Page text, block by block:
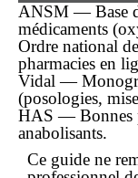
ANSM — Base
médicaments
Ordre national
pharmacies en
Vidal —
(posologies,
HAS — Bonnes
anabolisants.
Ce guide ne